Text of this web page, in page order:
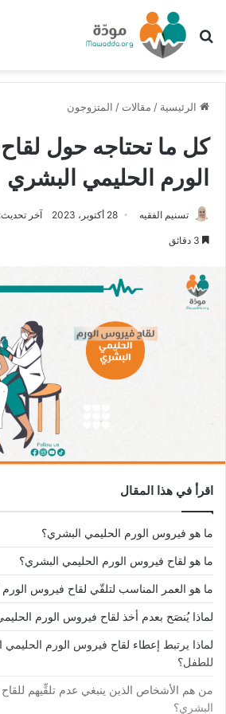
بحث عن
الرئيسية / مقالات / المتزوجون
كل ما تحتاجه حول
الورم الحليمي البشري
تسنيم الفقيه 28 أكتوبر، 2023 آخر تحديث: 25 أكتوبر، 2023
اقرأ في هذا المقال
ما هو فيروس الورم الحليمي البشري؟
ما هو لقاح فيروس الورم الحليمي البشري؟
ما هو العمر المناسب لتلقّي لقاح فيروس الورم
لماذا يُنصَح بعدم أخذ لقاح فيروس الورم الحليمي بعد
لماذا يرتبط إعطاء لقاح فيروس الورم
للطفل؟
من هم الأشخاص الذين ينبغي عدم تلقِّيهم
البشري؟